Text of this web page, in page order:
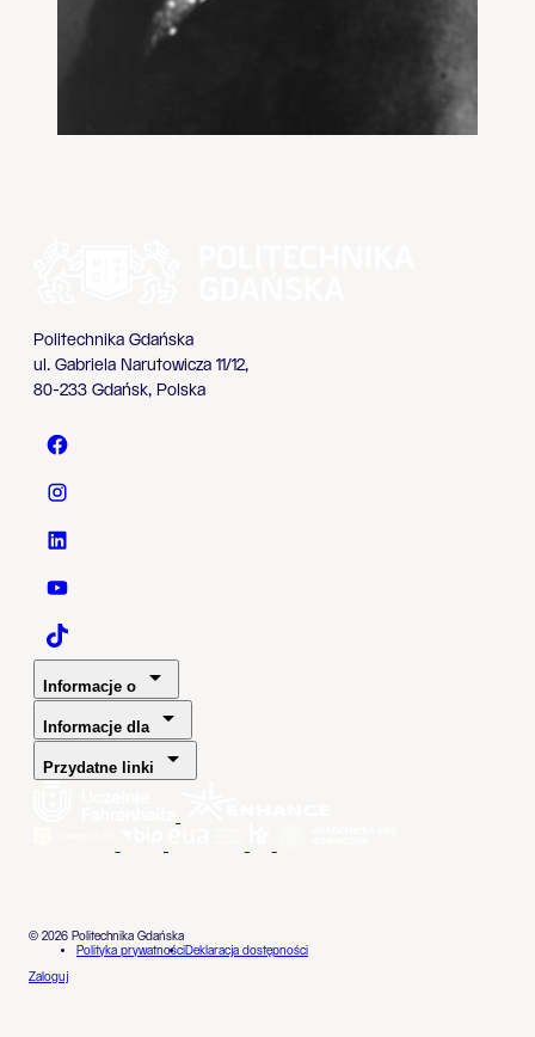
Politechnika Gdańska
ul. Gabriela Narutowicza 11/12,
80-233 Gdańsk, Polska
Politechnika Gdańska - Facebook
Politechnika Gdańska - Instagram
Politechnika Gdańska - LinkedIn
Politechnika Gdańska - YouTube
Politechnika Gdańska - TaikTok
Informacje o
Informacje dla
Przydatne linki
© 2026 Politechnika Gdańska
Polityka prywatnościDeklaracja dostępności
Zaloguj